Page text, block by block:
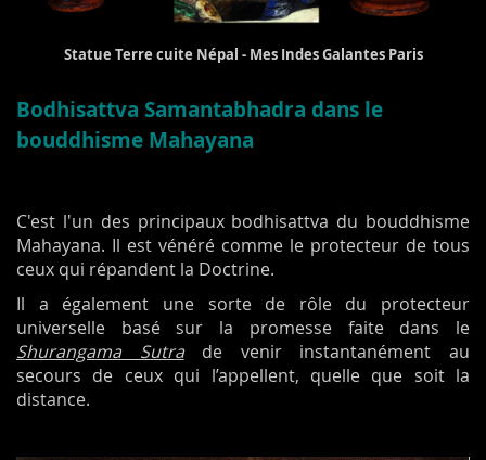
Statue Terre cuite Népal - Mes Indes Galantes Paris
Bodhisattva Samantabhadra dans le
bouddhisme Mahayana
C'est l'un des principaux bodhisattva du bouddhisme
Mahayana. Il est vénéré comme le protecteur de tous
ceux qui répandent la Doctrine.
Il a également une sorte de rôle du protecteur
universelle basé sur la promesse faite dans le
Shurangama Sutrade venir instantanément au
secours de ceux qui l’appellent, quelle que soit la
distance.